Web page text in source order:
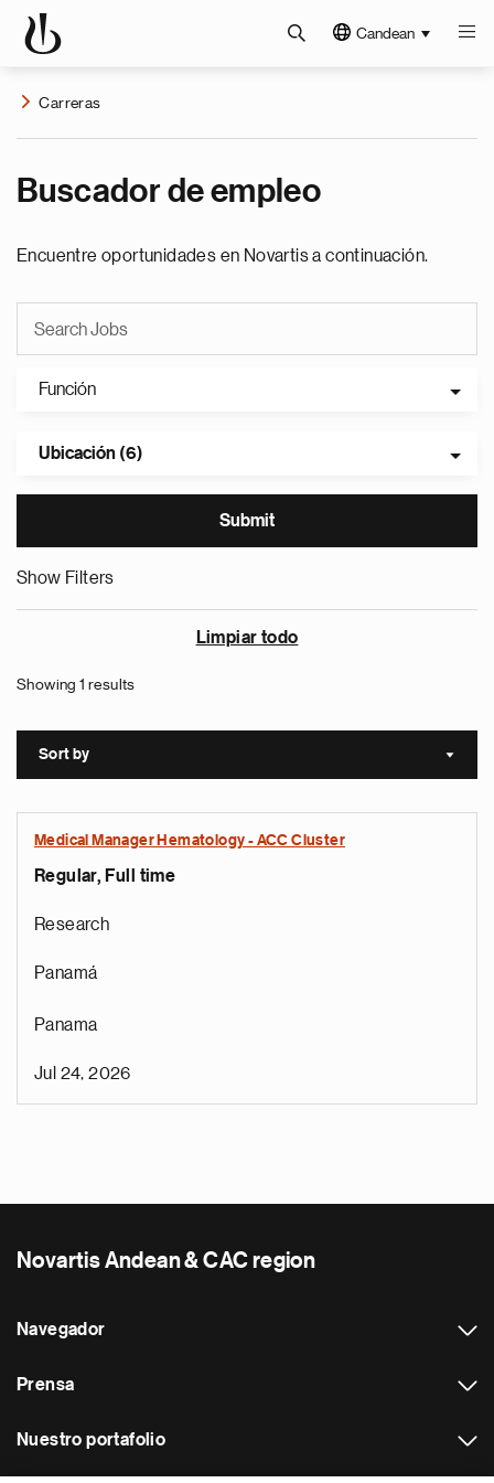
Candean
Carreras
Buscador de empleo
Encuentre oportunidades en Novartis a continuación.
Función
Ubicación (6)
Show Filters
Limpiar todo
Showing 1 results
Sort by Sort
Medical Manager Hematology - ACC Cluster
Regular, Full time
Research
Panamá
Panama
Jul 24, 2026
Novartis Andean & CAC region
Navegador
Prensa
Nuestro portafolio